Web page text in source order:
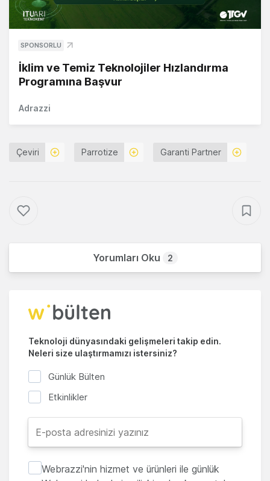
SPONSORLU
İklim ve Temiz Teknolojiler Hızlandırma
Programına Başvur
Adrazzi
Çeviri Parrotize Garanti Partner
Yorumları Oku 2
Teknoloji dünyasındaki gelişmeleri takip edin.
Neleri size ulaştırmamızı istersiniz?
Günlük Bülten
Etkinlikler
Webrazzi'nin hizmet ve ürünleri ile günlük